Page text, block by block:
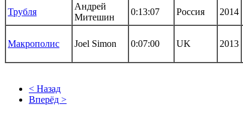
Трубля
Андрей
Митешин
0:13:07 Россия 2014
Макрополис Joel Simon 0:07:00 UK 2013
< Назад
Вперёд >